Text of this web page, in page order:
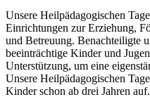
Unsere Heilpädagogischen
Einrichtungen zur Erziehung,
und Betreuung. Benachteiligte
beeinträchtige Kinder und
Unterstützung, um eine
Unsere Heilpädagogischen
Kinder schon ab drei Jahren